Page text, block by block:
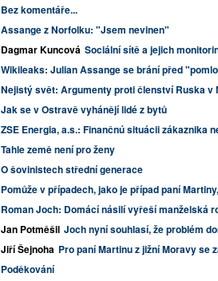
Bez komentáře...
Assange z Norfolku: "Jsem nevinen"
Dagmar Kuncová Sociální sítě a jejich
Wikileaks: Julian Assange se brání před
Nejistý svět: Argumenty proti členství Ruska v
Jak se v Ostravě vyhánějí lidé z bytů
ZSE Energia, a.s.: Finančnú situácii zákaznika
Tahle země není pro ženy
O šovinistech střední generace
Pomůže v případech, jako je případ paní
Roman Joch: Domácí násilí vyřeší manželská
Jan Potměšil Joch nyní souhlasí, že problém
Jiří Šejnoha Pro paní Martinu z jižní Moravy se
Poděkování